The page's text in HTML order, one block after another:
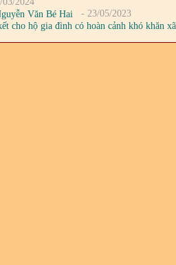
Văn Bé Hai
- 23/05/2023
cho hộ gia đình có hoàn cảnh khó khăn